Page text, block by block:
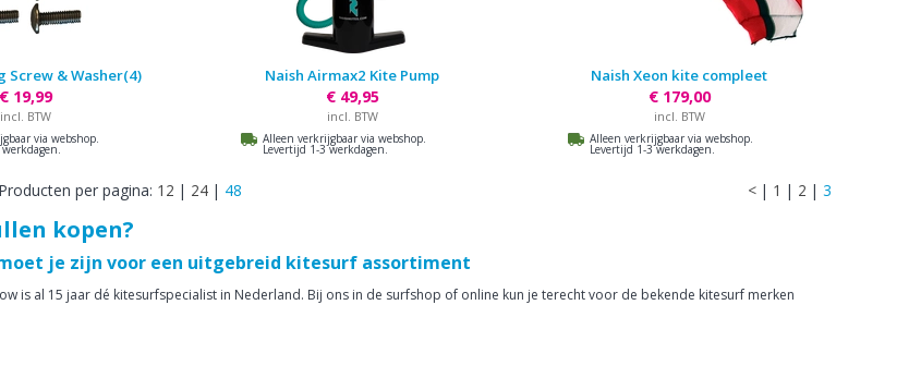
Screw & Washer(4)
€ 19,99
incl. BTW
via webshop.
Naish Airmax2 Kite Pump
€ 49,95
incl. BTW
Alleen verkrijgbaar via webshop.
Levertijd 1-3 werkdagen.
Naish Xeon kite compleet
€ 179,00
incl. BTW
Alleen verkrijgbaar via webshop.
Levertijd 1-3 werkdagen.
Producten per pagina: 12 | 24 | 48 < | 1 | 2 | 3
kopen?
je zijn voor een uitgebreid kitesurf assortiment
is al 15 jaar dé kitesurfspecialist in Nederland. Bij ons in de surfshop of online kun je terecht voor de bekende kitesurf merken